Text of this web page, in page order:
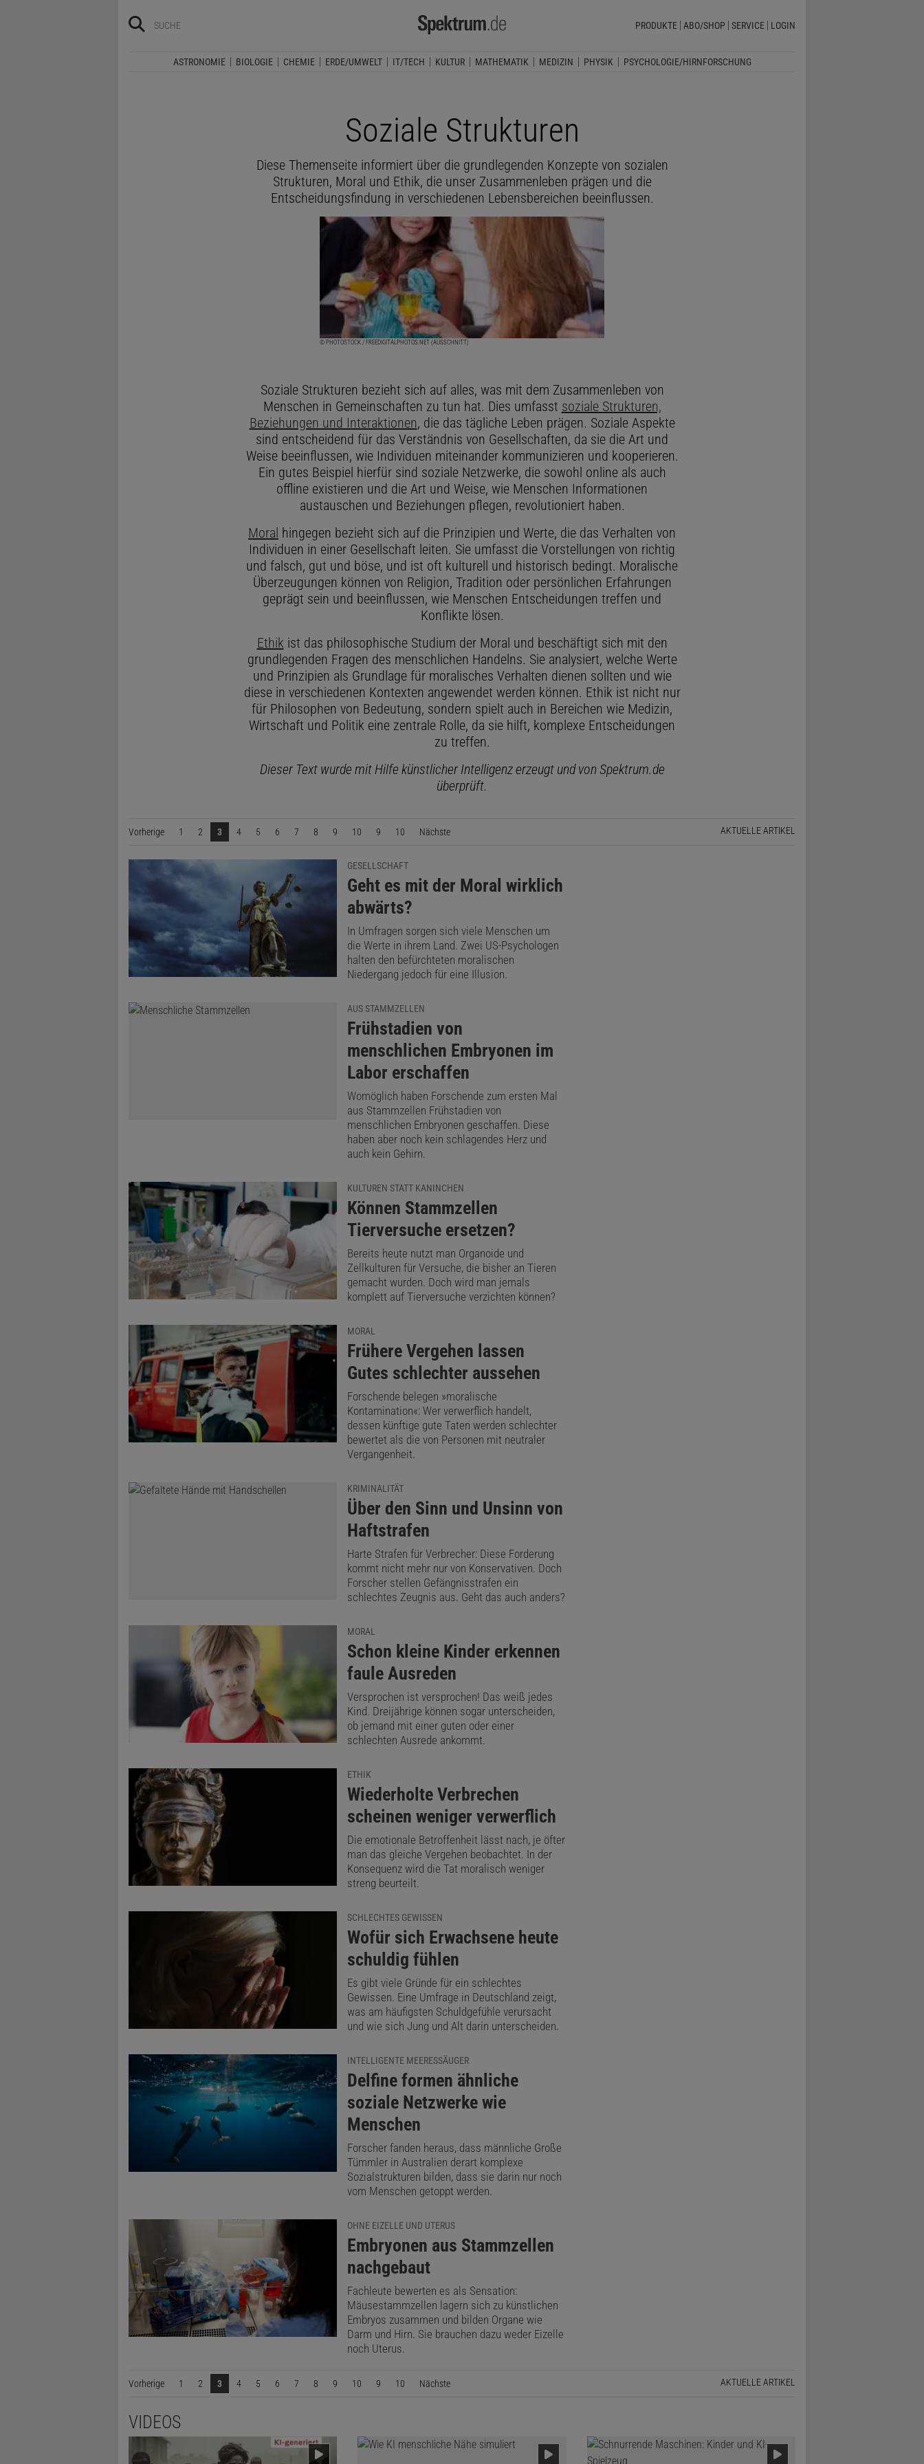
PRODUKTE ABO/SHOP SERVICE LOGIN
ASTRONOMIE BIOLOGIE CHEMIE ERDE/UMWELT IT/TECH KULTUR MATHEMATIK MEDIZIN PHYSIK PSYCHOLOGIE/HIRNFORSCHUNG
Soziale Strukturen
Diese Themenseite informiert über die grundlegenden Konzepte von sozialen
Strukturen, Moral und Ethik, die unser Zusammenleben prägen und die
Entscheidungsfindung in verschiedenen Lebensbereichen beeinflussen.
© PHOTOSTOCK / FREEDIGITALPHOTOS.NET (AUSSCHNITT)
Soziale Strukturen bezieht sich auf alles, was mit dem Zusammenleben von
Menschen in Gemeinschaften zu tun hat. Dies umfasst soziale Strukturen,
Beziehungen und Interaktionen, die das tägliche Leben prägen. Soziale Aspekte
sind entscheidend für das Verständnis von Gesellschaften, da sie die Art und
Weise beeinflussen, wie Individuen miteinander kommunizieren und kooperieren.
Ein gutes Beispiel hierfür sind soziale Netzwerke, die sowohl online als auch
offline existieren und die Art und Weise, wie Menschen Informationen
austauschen und Beziehungen pflegen, revolutioniert haben.
Moral hingegen bezieht sich auf die Prinzipien und Werte, die das Verhalten von
Individuen in einer Gesellschaft leiten. Sie umfasst die Vorstellungen von richtig
und falsch, gut und böse, und ist oft kulturell und historisch bedingt. Moralische
Überzeugungen können von Religion, Tradition oder persönlichen Erfahrungen
geprägt sein und beeinflussen, wie Menschen Entscheidungen treffen und
Konflikte lösen.
Ethik ist das philosophische Studium der Moral und beschäftigt sich mit den
grundlegenden Fragen des menschlichen Handelns. Sie analysiert, welche Werte
und Prinzipien als Grundlage für moralisches Verhalten dienen sollten und wie
diese in verschiedenen Kontexten angewendet werden können. Ethik ist nicht nur
für Philosophen von Bedeutung, sondern spielt auch in Bereichen wie Medizin,
Wirtschaft und Politik eine zentrale Rolle, da sie hilft, komplexe Entscheidungen
zu treffen.
Dieser Text wurde mit Hilfe künstlicher Intelligenz erzeugt und von Spektrum.de
überprüft.
Vorherige Seite1 2 3 4 5 6 7 8 9 10 9 10 Nächste AKTUELLE ARTIKEL
GESELLSCHAFT
:
Geht es mit der Moral wirklich
abwärts?
In Umfragen sorgen sich viele Menschen um
die Werte in ihrem Land. Zwei US-Psychologen
halten den befürchteten moralischen
Niedergang jedoch für eine Illusion.
AUS STAMMZELLEN
:
Frühstadien von
menschlichen Embryonen im
Labor erschaffen
Womöglich haben Forschende zum ersten Mal
aus Stammzellen Frühstadien von
menschlichen Embryonen geschaffen. Diese
haben aber noch kein schlagendes Herz und
auch kein Gehirn.
KULTUREN STATT KANINCHEN
:
Können Stammzellen
Tierversuche ersetzen?
Bereits heute nutzt man Organoide und
Zellkulturen für Versuche, die bisher an Tieren
gemacht wurden. Doch wird man jemals
komplett auf Tierversuche verzichten können?
MORAL
:
Frühere Vergehen lassen
Gutes schlechter aussehen
Forschende belegen »moralische
Kontamination«: Wer verwerflich handelt,
dessen künftige gute Taten werden schlechter
bewertet als die von Personen mit neutraler
Vergangenheit.
KRIMINALITÄT
:
Über den Sinn und Unsinn von
Haftstrafen
Harte Strafen für Verbrecher: Diese Forderung
kommt nicht mehr nur von Konservativen. Doch
Forscher stellen Gefängnisstrafen ein
schlechtes Zeugnis aus. Geht das auch anders?
MORAL
:
Schon kleine Kinder erkennen
faule Ausreden
Versprochen ist versprochen! Das weiß jedes
Kind. Dreijährige können sogar unterscheiden,
ob jemand mit einer guten oder einer
schlechten Ausrede ankommt.
ETHIK
:
Wiederholte Verbrechen
scheinen weniger verwerflich
Die emotionale Betroffenheit lässt nach, je öfter
man das gleiche Vergehen beobachtet. In der
Konsequenz wird die Tat moralisch weniger
streng beurteilt.
SCHLECHTES GEWISSEN
:
Wofür sich Erwachsene heute
schuldig fühlen
Es gibt viele Gründe für ein schlechtes
Gewissen. Eine Umfrage in Deutschland zeigt,
was am häufigsten Schuldgefühle verursacht
und wie sich Jung und Alt darin unterscheiden.
INTELLIGENTE MEERESSÄUGER
:
Delfine formen ähnliche
soziale Netzwerke wie
Menschen
Forscher fanden heraus, dass männliche Große
Tümmler in Australien derart komplexe
Sozialstrukturen bilden, dass sie darin nur noch
vom Menschen getoppt werden.
OHNE EIZELLE UND UTERUS
:
Embryonen aus Stammzellen
nachgebaut
Fachleute bewerten es als Sensation:
Mäusestammzellen lagern sich zu künstlichen
Embryos zusammen und bilden Organe wie
Darm und Hirn. Sie brauchen dazu weder Eizelle
noch Uterus.
Vorherige Seite1 2 3 4 5 6 7 8 9 10 9 10 Nächste AKTUELLE ARTIKEL
VIDEOS